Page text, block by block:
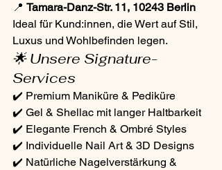
📍 Tamara-Danz-Str. 11, 10243 Berlin
Ideal für Kund:innen, die Wert auf Stil,
Luxus und Wohlbefinden legen.
🌟 Unsere Signature-
Services
✔️ Premium Maniküre & Pediküre
✔️ Gel & Shellac mit langer Haltbarkeit
✔️ Elegante French & Ombré Styles
✔️ Individuelle Nail Art & 3D Designs
✔️ Natürliche Nagelverstärkung &